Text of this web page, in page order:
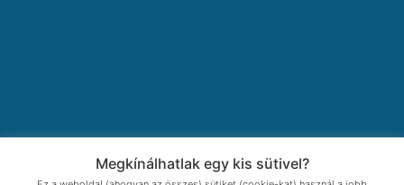
Megkínálhatlak egy kis sütivel?